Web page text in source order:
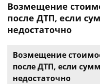
Возмещение
после ДТП, если
недостаточно
Возмещение
после ДТП, если
недостаточно